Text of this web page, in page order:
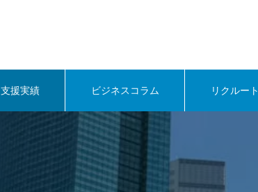
支援実績 ビジネスコラム リクルート